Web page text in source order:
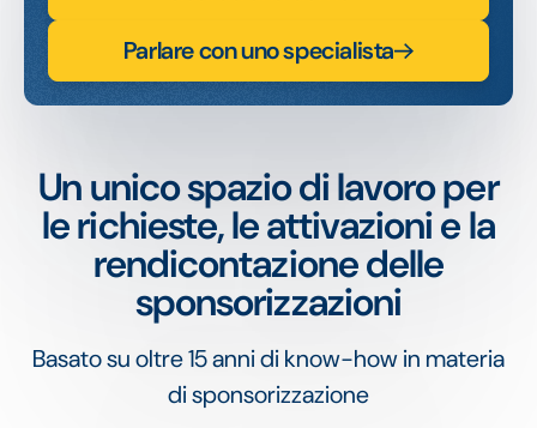
Parlare con uno specialista
Un unico spazio di lavoro per
le richieste, le attivazioni e la
rendicontazione delle
sponsorizzazioni
Basato su oltre 15 anni di know-how in materia
di sponsorizzazione